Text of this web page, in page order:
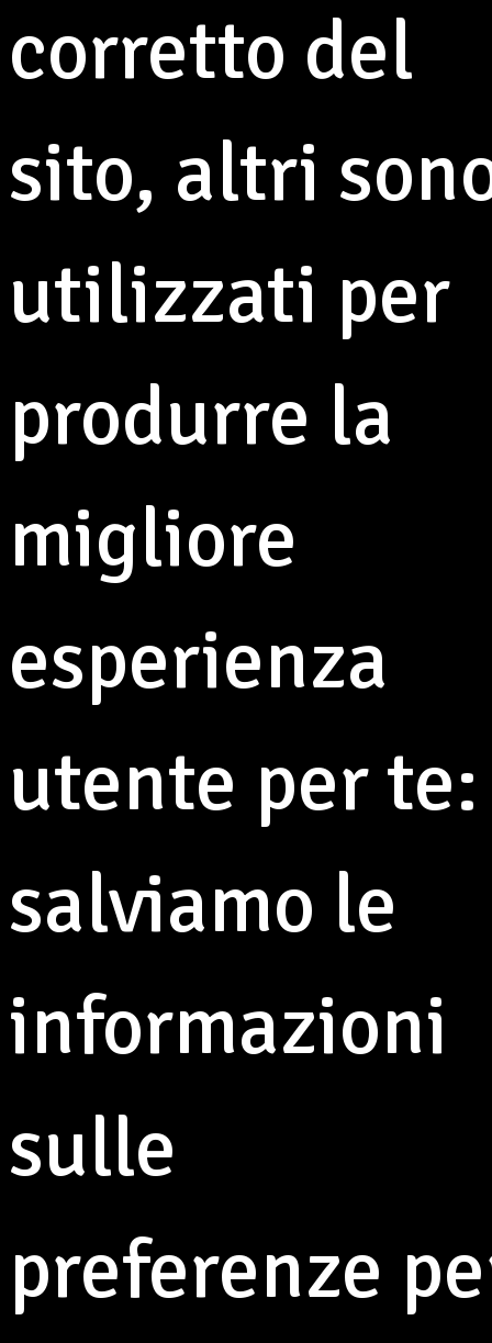
×
E come sempre, non mancheranno spettacoli musicali,
intrattenimento e tante altre sorprese!
14° Festa Provinciale
Aseop a Pavullo nel
3 agosto 2026
corretto del
sito, altri
utilizzati per
produrre la
migliore
esperienza
utente per te:
salviamo le
informazioni
sulle
preferenze